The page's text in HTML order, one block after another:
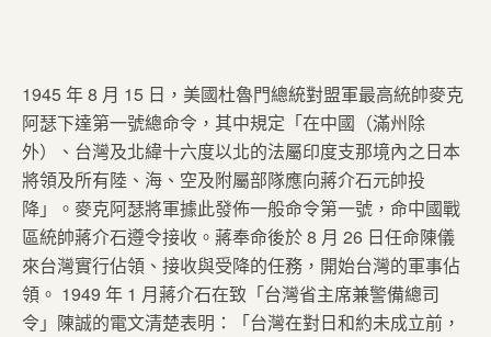
1945 年 8 月 15 日，美國杜魯門總統對盟軍最高統帥麥克
阿瑟下達第一號總命令，其中規定「在中國（滿州除
外）、台灣及北緯十六度以北的法屬印度支那境內之日本
將領及所有陸、海、空及附屬部隊應向蔣介石元帥投
降」。麥克阿瑟將軍據此發佈一般命令第一號，命中國戰
區統帥蔣介石遵令接收。蔣奉命後於 8 月 26 日任命陳儀
來台灣實行佔領、接收與受降的任務，開始台灣的軍事佔
領。 1949 年 1 月蔣介石在致「台灣省主席兼警備總司
令」陳誠的電文清楚表明：「台灣在對日和約未成立前，